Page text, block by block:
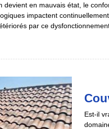
en mauvais état, le
impactent
par ce
Est-il